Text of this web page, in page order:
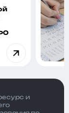
и